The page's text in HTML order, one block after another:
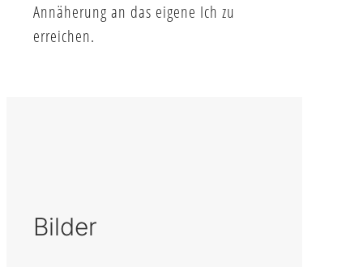
Annäherung an das eigene Ich zu
erreichen.
Bilder